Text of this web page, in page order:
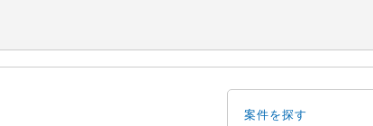
案件を探す